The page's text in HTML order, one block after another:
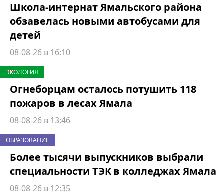
Школа-интернат Ямальского района
обзавелась новыми автобусами для
детей
08-08-26 в 16:10
ЭКОЛОГИЯ
Огнеборцам осталось потушить 118
пожаров в лесах Ямала
08-08-26 в 13:46
ОБРАЗОВАНИЕ
Более тысячи выпускников выбрали
специальности ТЭК в колледжах Ямала
08-08-26 в 12:35